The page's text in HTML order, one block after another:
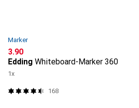
Marker
CHF
3.90
Edding Whiteboard-Marker 360
1x
168